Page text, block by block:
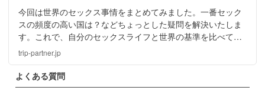
今回は世界のセックス事情をまとめてみました。一番セック
スの頻度の高い国は？などちょっとした疑問を解決いたしま
す。これで、自分のセックスライフと世界の基準を比べてみ
てはいかがでしょうか？世界のセックスの現状とは？詳しい
内容を徹底調査していきます！
trip-partner.jp
よくある質問